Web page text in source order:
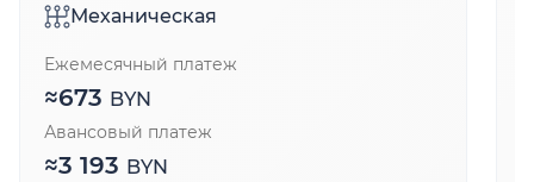
Механическая
Ежемесячный платеж
≈673 BYN
Авансовый платеж
≈3 193 BYN